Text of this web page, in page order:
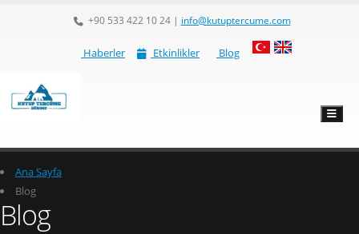
+90 533 422 10 24| info@kutuptercume.com
Haberler Etkinlikler Blog
Ana Sayfa
Blog
Blog